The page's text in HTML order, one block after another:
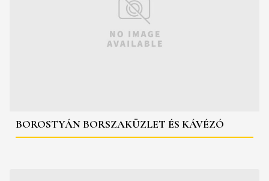
BOROSTYÁN BORSZAKÜZLET ÉS KÁVÉZÓ